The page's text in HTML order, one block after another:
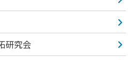
研究会